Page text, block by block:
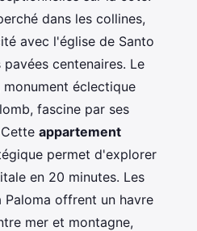
dans les collines,
avec l'église de Santo
centenaires. Le
éclectique
fascine par ses
appartement
permet d'explorer
en 20 minutes. Les
Paloma offrent un havre
mer et montagne,